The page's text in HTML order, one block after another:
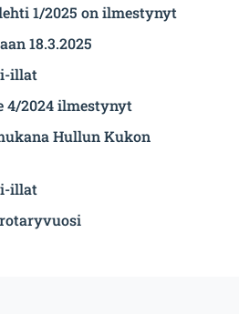
1/2025 on ilmestynyt
18.3.2025
illat
4/2024 ilmestynyt
Hullun Kukon
illat